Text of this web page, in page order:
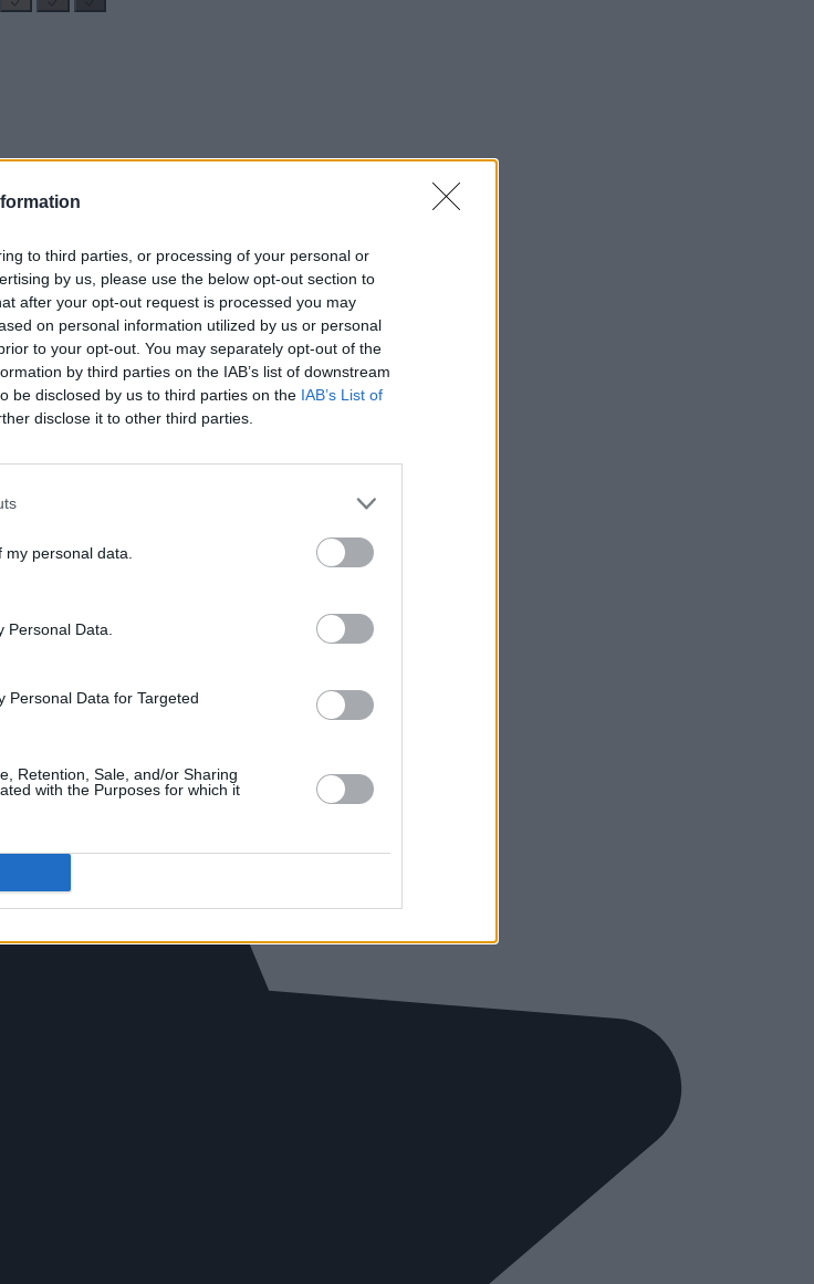
to third parties, or processing of your personal or
by us, please use the below opt-out section to
after your opt-out request is processed you may
on personal information utilized by us or personal
to your opt-out. You may separately opt-out of the
by third parties on the IAB’s list of downstream
be disclosed by us to third parties on the IAB’s List of
disclose it to other third parties.
personal data.
Data.
Personal Data for Targeted
Retention, Sale, and/or Sharing
with the Purposes for which it